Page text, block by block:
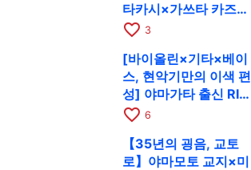
타카시×가쓰타 카즈키
가 10월 11일 교토
favorite_border 3
[바이올린×기타×베이
스, 현악기만의 이색 편
성] 야마가타 출신 RIM
이 첫 전국 투어로 8월
favorite_border 6
【35년의 굉음, 교토
로】야마모토 교지×미